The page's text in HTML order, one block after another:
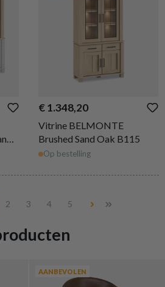
€ 1.348,20
Vitrine BELMONTE
Brushed Sand Oak B115
Op bestelling
Pagina
2 Pagina
3 Pagina
4 Pagina
5
AANBEVOLEN